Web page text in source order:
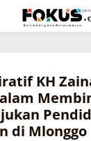
KH
di Mlonggo